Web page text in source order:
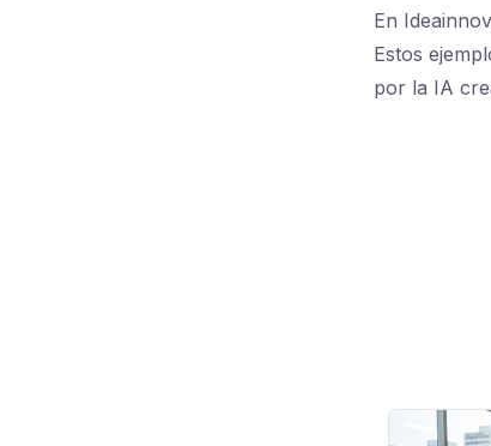
En
Estos
por la IA